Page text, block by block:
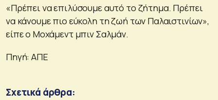
«Πρέπει να επιλύσουμε αυτό το ζήτημα. Πρέπει
να κάνουμε πιο εύκολη τη ζωή των Παλαιστινίων»,
είπε ο Μοχάμεντ μπιν Σαλμάν.
Πηγή: ΑΠΕ
Σχετικά άρθρα: